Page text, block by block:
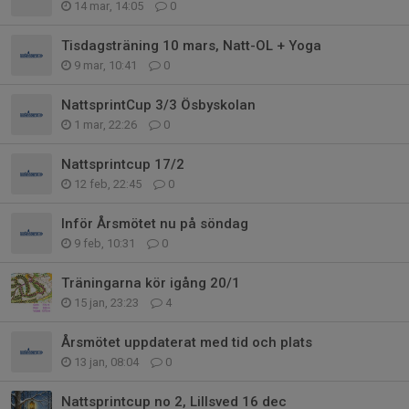
14 mar, 14:05 0
Tisdagsträning 10 mars, Natt-OL + Yoga
9 mar, 10:41 0
NattsprintCup 3/3 Ösbyskolan
1 mar, 22:26 0
Nattsprintcup 17/2
12 feb, 22:45 0
Inför Årsmötet nu på söndag
9 feb, 10:31 0
Träningarna kör igång 20/1
15 jan, 23:23 4
Årsmötet uppdaterat med tid och plats
13 jan, 08:04 0
Nattsprintcup no 2, Lillsved 16 dec